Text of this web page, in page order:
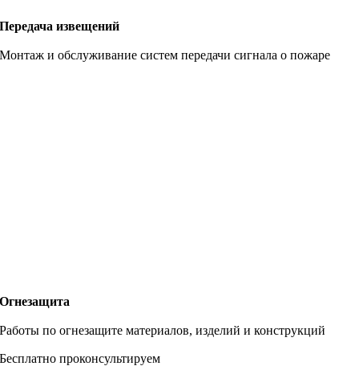
Передача извещений
Монтаж и обслуживание систем передачи сигнала о пожаре
Огнезащита
Работы по огнезащите материалов, изделий и конструкций
Бесплатно проконсультируем